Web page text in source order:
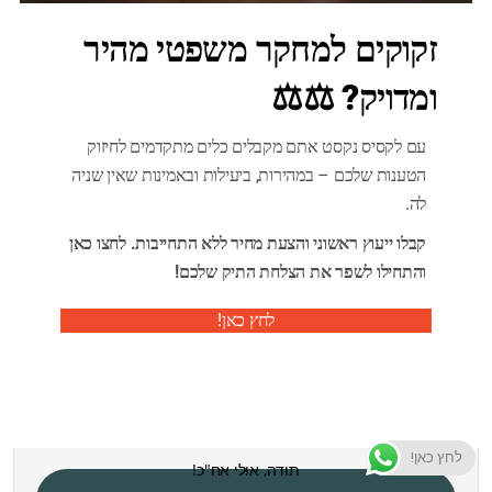
לחץ כאן!
זקוקים למחקר משפטי מהיר
ומדויק? ⚖️⚖️
עם לקסיס נקסט אתם מקבלים כלים מתקדמים לחיזוק
הטענות שלכם – במהירות, ביעילות ובאמינות שאין שניה
לה.
קבלו ייעוץ ראשוני והצעת מחיר ללא התחייבות. לחצו כאן
והתחילו לשפר את הצלחת התיק שלכם!
לחץ כאן!
תודה, אולי אח"כ!